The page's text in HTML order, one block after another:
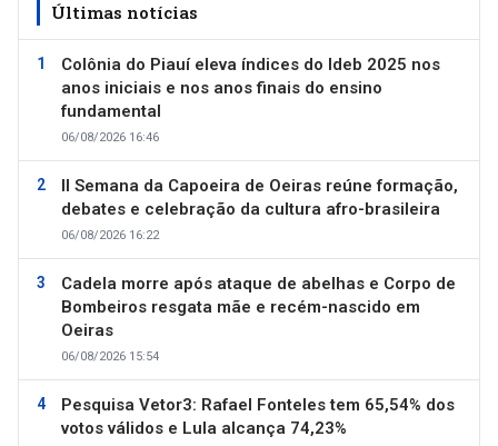
Últimas notícias
Colônia do Piauí eleva índices do Ideb 2025 nos
anos iniciais e nos anos finais do ensino
fundamental
06/08/2026 16:46
II Semana da Capoeira de Oeiras reúne formação,
debates e celebração da cultura afro-brasileira
06/08/2026 16:22
Cadela morre após ataque de abelhas e Corpo de
Bombeiros resgata mãe e recém-nascido em
Oeiras
06/08/2026 15:54
Pesquisa Vetor3: Rafael Fonteles tem 65,54% dos
votos válidos e Lula alcança 74,23%